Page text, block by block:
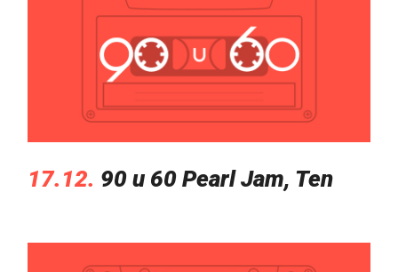
17.12. 90 u 60 Pearl Jam, Ten